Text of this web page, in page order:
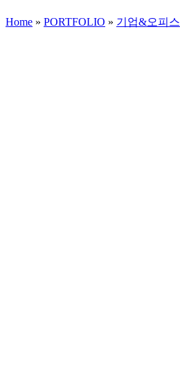
Home » PORTFOLIO » 기업&오피스